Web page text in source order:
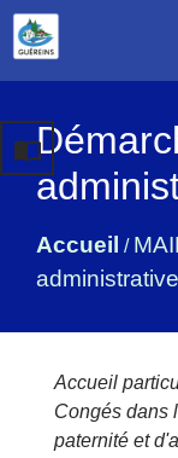
Accueil /
import_contacts
Accueil
Congés dans
paternité et